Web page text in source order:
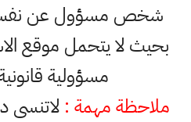
شخص مسؤول عن نفسه
بحيث لا يتحمل موقع
مسؤولية
ملاحظة مهمة : لاتنسى